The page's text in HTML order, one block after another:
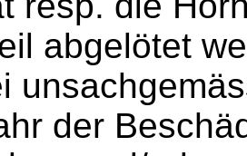
abgelötet
der